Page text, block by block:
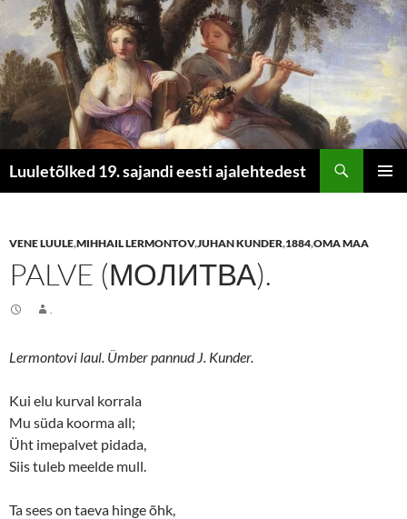
Luuletõlked 19. sajandi eesti ajalehtedest
VENE LUULE,MIHHAIL LERMONTOV,JUHAN KUNDER,1884,OMA MAA
PALVE (МОЛИТВА).
Lermontovi laul. Ümber pannud J. Kunder.
Kui elu kurval korrala
Mu süda koorma all;
Üht imepalvet pidada,
Siis tuleb meelde mull.
Ta sees on taeva hinge õhk,